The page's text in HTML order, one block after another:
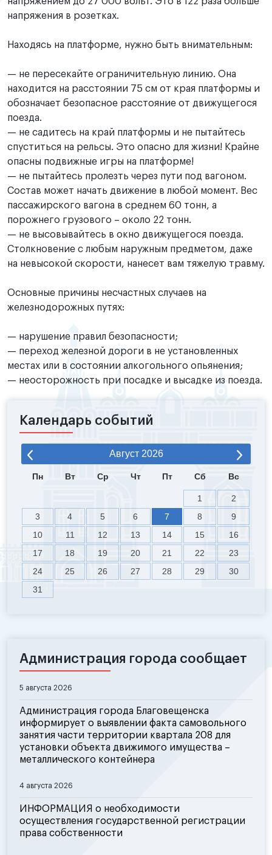
напряжения в розетках.
Находясь на платформе, нужно быть внимательным:
— не пересекайте ограничительную линию. Она
находится на расстоянии 75 см от края платформы и
обозначает безопасное расстояние от движущегося
поезда.
— не садитесь на край платформы и не пытайтесь
спуститься на рельсы. Это опасно для жизни! Крайне
опасны подвижные игры на платформе!
— не пытайтесь пролезть через пути под вагоном.
Состав может начать движение в любой момент. Вес
пассажирского вагона в среднем 60 тонн, а
порожнего грузового – около 22 тонн.
— не высовывайтесь в окно движущегося поезда.
Столкновение с любым наружным предметом, даже
на невысокой скорости, нанесет вам тяжелую травму.
Основные причины несчастных случаев на
железнодорожных путях:
️— нарушение правил безопасности;
—️ переход железной дороги в не установленных
местах или в состоянии алкогольного опьянения;
— неосторожность при посадке и высадке из поезда.
Календарь событий
Август 2026
Пн Вт Ср Чт Пт Сб Вс
1
2
3
4 5 6 7 8
9
10
11 12 13 14 15
16
17
18 19 20 21 22
23
24
25 26 27 28 29
30
31
Администрация города сообщает
5 августа 2026
Администрация города Благовещенска
информирует о выявлении факта самовольного
занятия части территории квартала 208 для
установки объекта движимого имущества –
металлического контейнера
4 августа 2026
ИНФОРМАЦИЯ о необходимости
осуществления государственной регистрации
права собственности